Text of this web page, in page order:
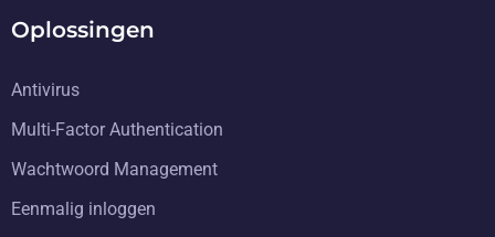
Oplossingen
Antivirus
Multi-Factor Authentication
Wachtwoord Management
Eenmalig inloggen